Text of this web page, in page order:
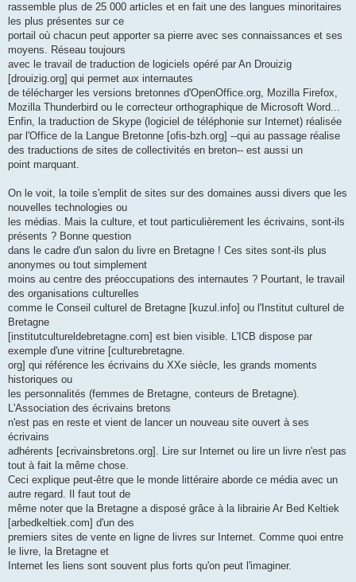
rassemble plus de 25 000 articles et en fait une des langues minoritaires
les plus présentes sur ce
portail où chacun peut apporter sa pierre avec ses connaissances et ses
moyens. Réseau toujours
avec le travail de traduction de logiciels opéré par An Drouizig
[drouizig.org] qui permet aux internautes
de télécharger les versions bretonnes d'OpenOffice.org, Mozilla Firefox,
Mozilla Thunderbird ou le correcteur orthographique de Microsoft Word...
Enfin, la traduction de Skype (logiciel de téléphonie sur Internet) réalisée
par l'Office de la Langue Bretonne [ofis-bzh.org] --qui au passage réalise
des traductions de sites de collectivités en breton-- est aussi un
point marquant.
On le voit, la toile s'emplit de sites sur des domaines aussi divers que les
nouvelles technologies ou
les médias. Mais la culture, et tout particulièrement les écrivains, sont-ils
présents ? Bonne question
dans le cadre d'un salon du livre en Bretagne ! Ces sites sont-ils plus
anonymes ou tout simplement
moins au centre des préoccupations des internautes ? Pourtant, le travail
des organisations culturelles
comme le Conseil culturel de Bretagne [kuzul.info] ou l'Institut culturel de
Bretagne
[institutcultureldebretagne.com] est bien visible. L'ICB dispose par
exemple d'une vitrine [culturebretagne.
org] qui référence les écrivains du XXe siècle, les grands moments
historiques ou
les personnalités (femmes de Bretagne, conteurs de Bretagne).
L'Association des écrivains bretons
n'est pas en reste et vient de lancer un nouveau site ouvert à ses
écrivains
adhérents [ecrivainsbretons.org]. Lire sur Internet ou lire un livre n'est pas
tout à fait la même chose.
Ceci explique peut-être que le monde littéraire aborde ce média avec un
autre regard. Il faut tout de
même noter que la Bretagne a disposé grâce à la librairie Ar Bed Keltiek
[arbedkeltiek.com] d'un des
premiers sites de vente en ligne de livres sur Internet. Comme quoi entre
le livre, la Bretagne et
Internet les liens sont souvent plus forts qu'on peut l'imaginer.